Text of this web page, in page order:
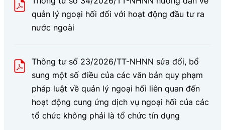
quản lý ngoại hối đối với hoạt động đầu tư ra
nước ngoài
Thông tư số 23/2026/TT-NHNN sửa đổi, bổ
sung một số điều của các văn bản quy phạm
pháp luật về quản lý ngoại hối liên quan đến
hoạt động cung ứng dịch vụ ngoại hối của các
tổ chức không phải là tổ chức tín dụng